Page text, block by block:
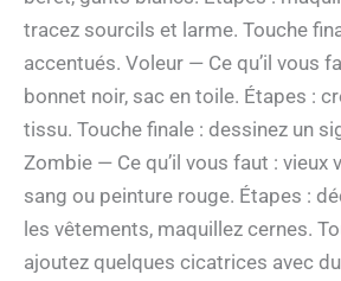
tracez sourcils et larme. Touche
accentués. Voleur — Ce qu’il vous
bonnet noir, sac en toile. Étapes :
tissu. Touche finale : dessinez un
Zombie — Ce qu’il vous faut : vieux
sang ou peinture rouge. Étapes :
les vêtements, maquillez cernes.
ajoutez quelques cicatrices avec